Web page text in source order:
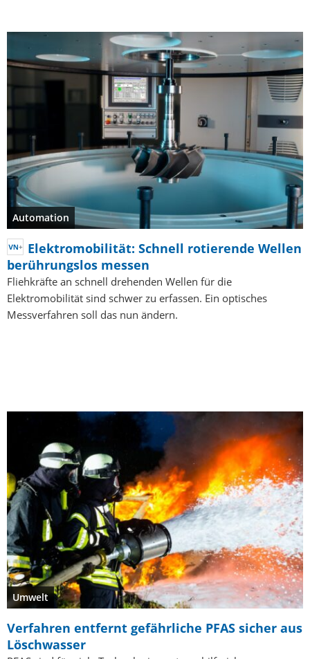
Automation
Elektromobilität: Schnell rotierende Wellen
berührungslos messen
Fliehkräfte an schnell drehenden Wellen für die
Elektromobilität sind schwer zu erfassen. Ein optisches
Messverfahren soll das nun ändern.
Umwelt
Verfahren entfernt gefährliche PFAS sicher aus
Löschwasser